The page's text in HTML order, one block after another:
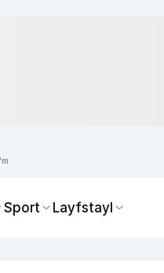
Sport Layfstayl